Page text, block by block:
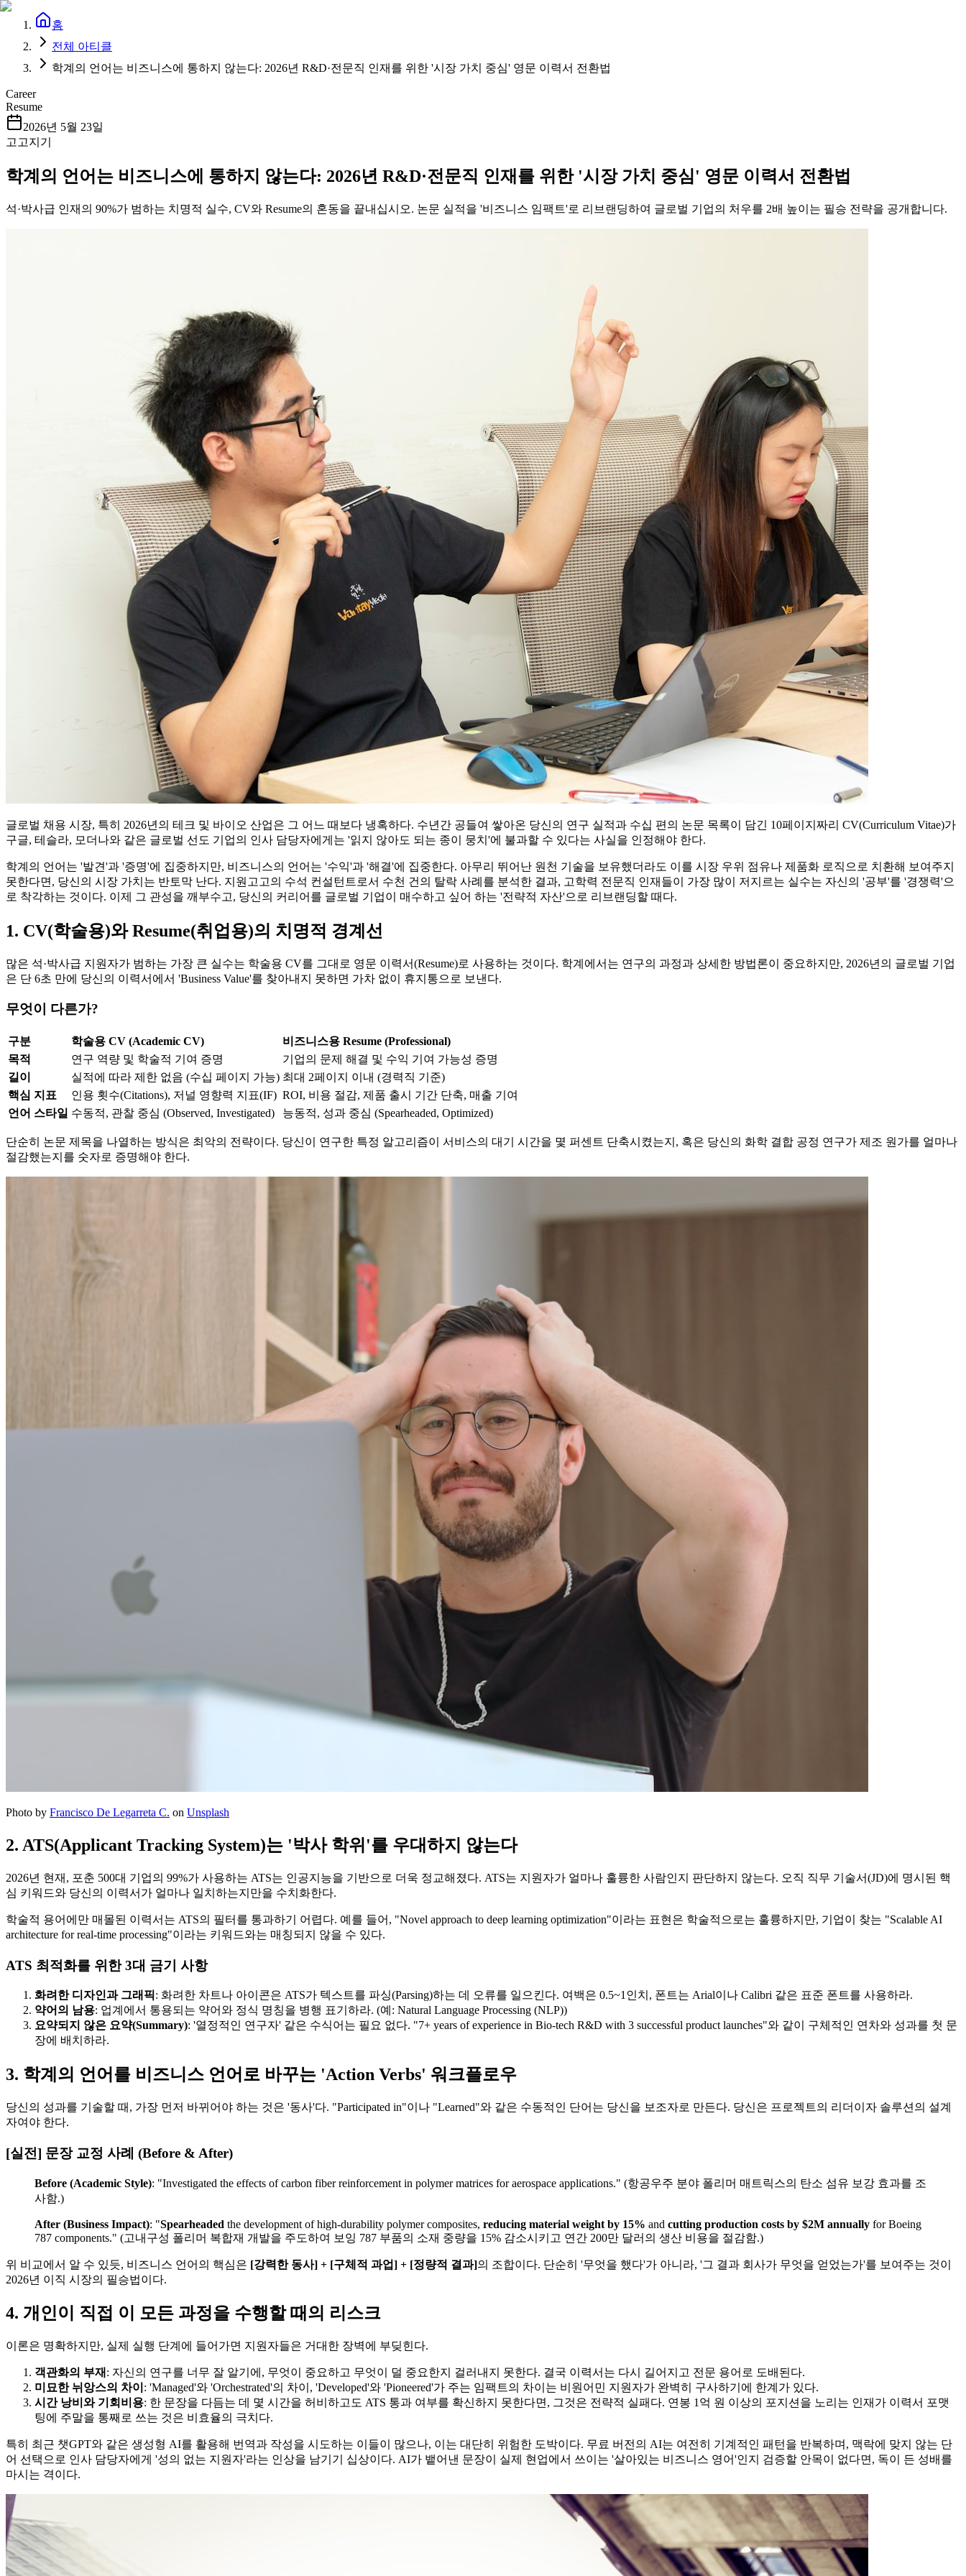
홈
전체 아티클
학계의 언어는 비즈니스에 통하지 않는다: 2026년 R&D·전문직 인재를 위한 '시장 가치 중심' 영문 이력서 전환법
Career
Resume
2026년 5월 23일
고고지기
학계의 언어는 비즈니스에 통하지 않는다: 2026년 R&D·전문직 인재를 위한 '시장 가치 중심' 영문 이력서 전환법
석·박사급 인재의 90%가 범하는 치명적 실수, CV와 Resume의 혼동을 끝내십시오. 논문 실적을 '비즈니스 임팩트'로 리브랜딩하여 글로벌 기업의 처우를 2배 높이는 필승 전략을 공개합니다.
글로벌 채용 시장, 특히 2026년의 테크 및 바이오 산업은 그 어느 때보다 냉혹하다. 수년간 공들여 쌓아온 당신의 연구 실적과 수십 편의 논문 목록이 담긴 10페이지짜리 CV(Curriculum Vitae)가
구글, 테슬라, 모더나와 같은 글로벌 선도 기업의 인사 담당자에게는 '읽지 않아도 되는 종이 뭉치'에 불과할 수 있다는 사실을 인정해야 한다.
학계의 언어는 '발견'과 '증명'에 집중하지만, 비즈니스의 언어는 '수익'과 '해결'에 집중한다. 아무리 뛰어난 원천 기술을 보유했더라도 이를 시장 우위 점유나 제품화 로직으로 치환해 보여주지
못한다면, 당신의 시장 가치는 반토막 난다. 지원고고의 수석 컨설턴트로서 수천 건의 탈락 사례를 분석한 결과, 고학력 전문직 인재들이 가장 많이 저지르는 실수는 자신의 '공부'를 '경쟁력'으
로 착각하는 것이다. 이제 그 관성을 깨부수고, 당신의 커리어를 글로벌 기업이 매수하고 싶어 하는 '전략적 자산'으로 리브랜딩할 때다.
1. CV(학술용)와 Resume(취업용)의 치명적 경계선
많은 석·박사급 지원자가 범하는 가장 큰 실수는 학술용 CV를 그대로 영문 이력서(Resume)로 사용하는 것이다. 학계에서는 연구의 과정과 상세한 방법론이 중요하지만, 2026년의 글로벌 기업
은 단 6초 만에 당신의 이력서에서 'Business Value'를 찾아내지 못하면 가차 없이 휴지통으로 보낸다.
무엇이 다른가?
구분 학술용 CV (Academic CV)
비즈니스용 Resume (Professional)
목적
연구 역량 및 학술적 기여 증명
기업의 문제 해결 및 수익 기여 가능성 증명
길이
실적에 따라 제한 없음 (수십 페이지 가능) 최대 2페이지 이내 (경력직 기준)
핵심 지표
인용 횟수(Citations), 저널 영향력 지표(IF) ROI, 비용 절감, 제품 출시 기간 단축, 매출 기여
언어 스타일 수동적, 관찰 중심 (Observed, Investigated) 능동적, 성과 중심 (Spearheaded, Optimized)
단순히 논문 제목을 나열하는 방식은 최악의 전략이다. 당신이 연구한 특정 알고리즘이 서비스의 대기 시간을 몇 퍼센트 단축시켰는지, 혹은 당신의 화학 결합 공정 연구가 제조 원가를 얼마나
절감했는지를 숫자로 증명해야 한다.
Photo by Francisco De Legarreta C. on Unsplash
2. ATS(Applicant Tracking System)는 '박사 학위'를 우대하지 않는다
2026년 현재, 포춘 500대 기업의 99%가 사용하는 ATS는 인공지능을 기반으로 더욱 정교해졌다. ATS는 지원자가 얼마나 훌륭한 사람인지 판단하지 않는다. 오직 직무 기술서(JD)에 명시된 핵
심 키워드와 당신의 이력서가 얼마나 일치하는지만을 수치화한다.
학술적 용어에만 매몰된 이력서는 ATS의 필터를 통과하기 어렵다. 예를 들어, "Novel approach to deep learning optimization"이라는 표현은 학술적으로는 훌륭하지만, 기업이 찾는 "Scalable AI
architecture for real-time processing"이라는 키워드와는 매칭되지 않을 수 있다.
ATS 최적화를 위한 3대 금기 사항
화려한 디자인과 그래픽: 화려한 차트나 아이콘은 ATS가 텍스트를 파싱(Parsing)하는 데 오류를 일으킨다. 여백은 0.5~1인치, 폰트는 Arial이나 Calibri 같은 표준 폰트를 사용하라.
약어의 남용: 업계에서 통용되는 약어와 정식 명칭을 병행 표기하라. (예: Natural Language Processing (NLP))
요약되지 않은 요약(Summary): '열정적인 연구자' 같은 수식어는 필요 없다. "7+ years of experience in Bio-tech R&D with 3 successful product launches"와 같이 구체적인 연차와 성과를 첫 문
장에 배치하라.
3. 학계의 언어를 비즈니스 언어로 바꾸는 'Action Verbs' 워크플로우
당신의 성과를 기술할 때, 가장 먼저 바뀌어야 하는 것은 '동사'다. "Participated in"이나 "Learned"와 같은 수동적인 단어는 당신을 보조자로 만든다. 당신은 프로젝트의 리더이자 솔루션의 설계
자여야 한다.
[실전] 문장 교정 사례 (Before & After)
Before (Academic Style): "Investigated the effects of carbon fiber reinforcement in polymer matrices for aerospace applications." (항공우주 분야 폴리머 매트릭스의 탄소 섬유 보강 효과를 조
사함.)
After (Business Impact): "​Spearheaded the development of high-durability polymer composites, ​ reducing material weight by 15% and ​ cutting production costs by $2M annually for Boeing
787 components." (고내구성 폴리머 복합재 개발을 주도하여 보잉 787 부품의 소재 중량을 15% 감소시키고 연간 200만 달러의 생산 비용을 절감함.)
위 비교에서 알 수 있듯, 비즈니스 언어의 핵심은 [강력한 동사] + [구체적 과업] + [정량적 결과]​의 조합이다. 단순히 '무엇을 했다'가 아니라, '그 결과 회사가 무엇을 얻었는가'를 보여주는 것이
2026년 이직 시장의 필승법이다.
4. 개인이 직접 이 모든 과정을 수행할 때의 리스크
이론은 명확하지만, 실제 실행 단계에 들어가면 지원자들은 거대한 장벽에 부딪힌다.
객관화의 부재 : 자신의 연구를 너무 잘 알기에, 무엇이 중요하고 무엇이 덜 중요한지 걸러내지 못한다. 결국 이력서는 다시 길어지고 전문 용어로 도배된다.
미묘한 뉘앙스의 차이 : 'Managed'와 'Orchestrated'의 차이, 'Developed'와 'Pioneered'가 주는 임팩트의 차이는 비원어민 지원자가 완벽히 구사하기에 한계가 있다.
시간 낭비와 기회비용: 한 문장을 다듬는 데 몇 시간을 허비하고도 ATS 통과 여부를 확신하지 못한다면, 그것은 전략적 실패다. 연봉 1억 원 이상의 포지션을 노리는 인재가 이력서 포맷
팅에 주말을 통째로 쓰는 것은 비효율의 극치다.
특히 최근 챗GPT와 같은 생성형 AI를 활용해 번역과 작성을 시도하는 이들이 많으나, 이는 대단히 위험한 도박이다. 무료 버전의 AI는 여전히 기계적인 패턴을 반복하며, 맥락에 맞지 않는 단
어 선택으로 인사 담당자에게 '성의 없는 지원자'라는 인상을 남기기 십상이다. AI가 뱉어낸 문장이 실제 현업에서 쓰이는 '살아있는 비즈니스 영어'인지 검증할 안목이 없다면, 독이 든 성배를
마시는 격이다.